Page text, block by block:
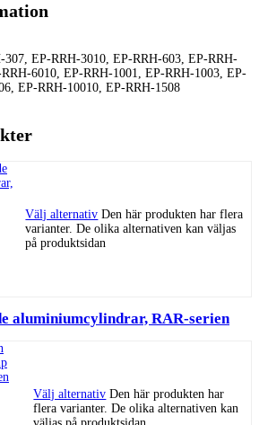
307, EP-RRH-3010, EP-RRH-603, EP-RRH-
6010, EP-RRH-1001, EP-RRH-1003, EP-
EP-RRH-10010, EP-RRH-1508
Välj alternativ Den här produkten har flera
varianter. De olika alternativen kan väljas
på produktsidan
aluminiumcylindrar, RAR-serien
Välj alternativ Den här produkten har
flera varianter. De olika alternativen kan